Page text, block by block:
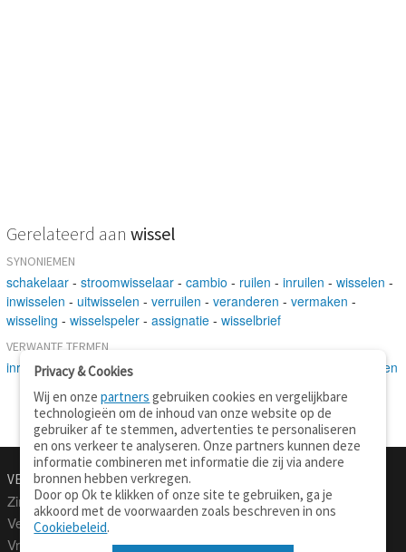
Gerelateerd aan wissel
SYNONIEMEN
schakelaar - stroomwisselaar - cambio - ruilen - inruilen - wisselen -
inwisselen - uitwisselen - verruilen - veranderen - vermaken -
wisseling - wisselspeler - assignatie - wisselbrief
VERWANTE TERMEN
inrichting-verandering veranderen
VERTALEN.NU
Zinnen vertalen
Verklarend woordenboek
Vraagbaak
Over deze site
Privacy
Privacy & Cookies
Wij en onzepartners gebruiken cookies en vergelijkbare
technologieën om de inhoud van onze website op de
gebruiker af te stemmen, advertenties te personaliseren
en ons verkeer te analyseren. Onze partners kunnen deze
informatie combineren met informatie die zij via andere
bronnen hebben verkregen.
Door op Ok te klikken of onze site te gebruiken, ga je
akkoord met de voorwaarden zoals beschreven in ons
Cookiebeleid.